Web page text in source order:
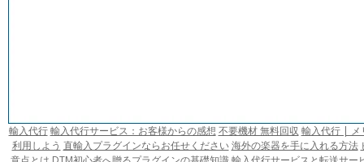
輸入代行 輸入代行サービス：お客様からの感想 不要機材 無料回収 輸入代行 | メ
利用しよう 直輸入プラグインならお任せください 海外の楽器を手に入れる方法